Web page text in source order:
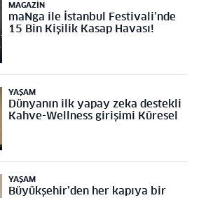
MAGAZIN
maNga ile İstanbul Festivali’nde
15 Bin Kişilik Kasap Havası!
YAŞAM
Dünyanın ilk yapay zeka destekli
Kahve-Wellness girişimi Küresel
YAŞAM
Büyükşehir’den her kapıya bir